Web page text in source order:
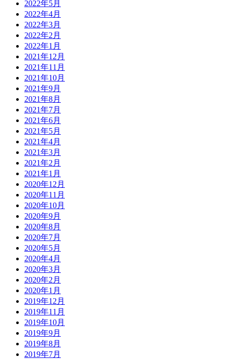
2022年5月
2022年4月
2022年3月
2022年2月
2022年1月
2021年12月
2021年11月
2021年10月
2021年9月
2021年8月
2021年7月
2021年6月
2021年5月
2021年4月
2021年3月
2021年2月
2021年1月
2020年12月
2020年11月
2020年10月
2020年9月
2020年8月
2020年7月
2020年5月
2020年4月
2020年3月
2020年2月
2020年1月
2019年12月
2019年11月
2019年10月
2019年9月
2019年8月
2019年7月